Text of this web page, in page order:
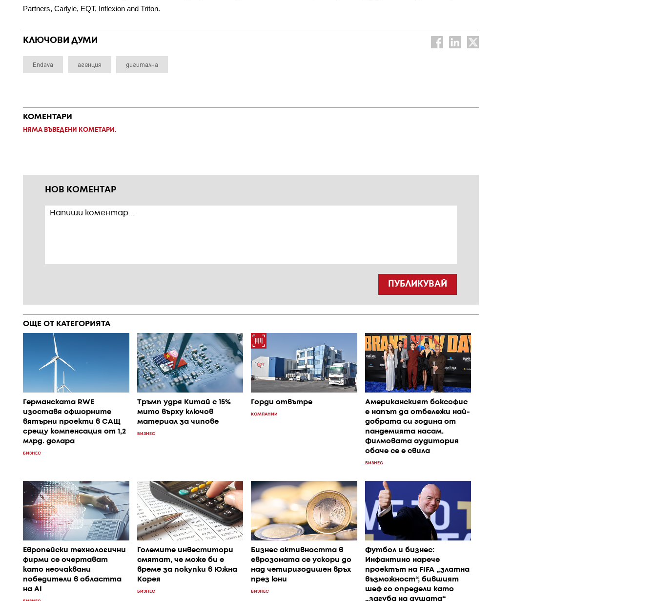
Partners, Carlyle, EQT, Inflexion and Triton.
КЛЮЧОВИ ДУМИ
Endava агенция дигитална
КОМЕНТАРИ
НЯМА ВЪВЕДЕНИ КОМЕТАРИ.
НОВ КОМЕНТАР
ПУБЛИКУВАЙ
ОЩЕ ОТ КАТЕГОРИЯТА
Германската RWE
изоставя офшорните
вятърни проекти в САЩ
срещу компенсация от 1,2
млрд. долара
БИЗНЕС
Тръмп удря Китай с 15%
мито върху ключов
материал за чипове
БИЗНЕС
Горди отвътре
КОМПАНИИ
Американският боксофис
е напът да отбележи най-
добрата си година от
пандемията насам.
Филмовата аудитория
обаче се е свила
БИЗНЕС
Европейски технологични
фирми се очертават
като неочаквани
победители в областта
на AI
Големите инвеститори
смятат, че може би е
време за покупки в Южна
Корея
БИЗНЕС
Бизнес активността в
еврозоната се ускори до
над четиригодишен връх
през юни
БИЗНЕС
Футбол и бизнес:
Инфантино нарече
проектът на FIFA „златна
възможност“, бившият
шеф го определи като
„загуба на душата“